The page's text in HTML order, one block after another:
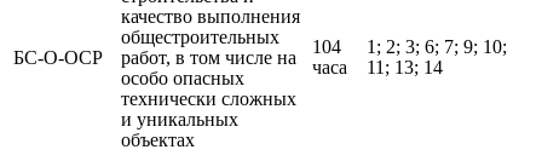
БС-О-ОСР
качество выполнения
общестроительных
работ, в том числе на
особо опасных
технически сложных
и уникальных
объектах
104
часа
1; 2; 3; 6; 7; 9; 10;
11; 13; 14